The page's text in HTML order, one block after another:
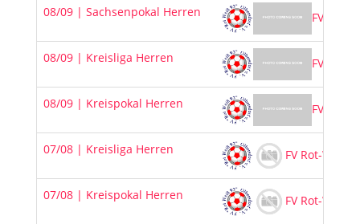
08/09 | Sachsenpokal Herren FV Rot-
08/09 | Kreisliga Herren FV Rot-
08/09 | Kreispokal Herren FV Rot-
07/08 | Kreisliga Herren FV Rot-Weiß
07/08 | Kreispokal Herren FV Rot-Weiß